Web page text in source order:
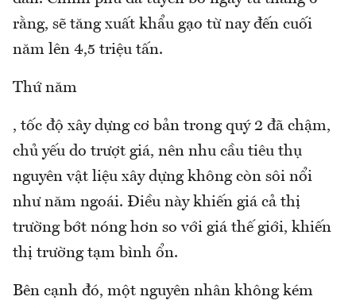
rằng, sẽ tăng xuất khẩu gạo từ nay đến cuối
năm lên 4,5 triệu tấn.
Thứ năm
, tốc độ xây dựng cơ bản trong quý 2 đã chậm,
chủ yếu do trượt giá, nên nhu cầu tiêu thụ
nguyên vật liệu xây dựng không còn sôi nổi
như năm ngoái. Điều này khiến giá cả thị
trường bớt nóng hơn so với giá thế giới, khiến
thị trường tạm bình ổn.
Bên cạnh đó, một nguyên nhân không kém